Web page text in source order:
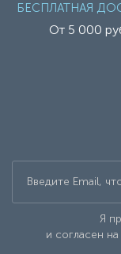
БЕСПЛАТНАЯ
От 5 000
Я
и согласен на